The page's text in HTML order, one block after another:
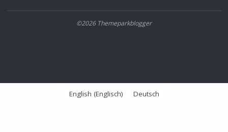
©2026 Themeparkblogger
English (Englisch) Deutsch